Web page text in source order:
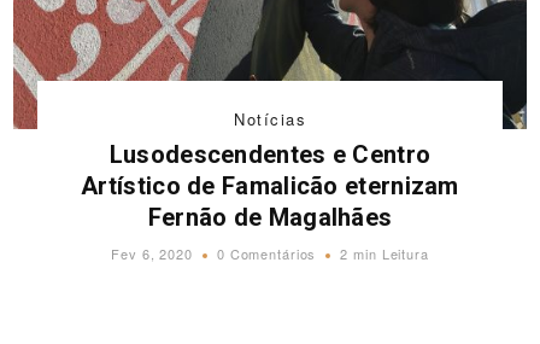
Notícias
Lusodescendentes e Centro
Artístico de Famalicão eternizam
Fernão de Magalhães
Fev 6, 2020 0 Comentários 2 min Leitura